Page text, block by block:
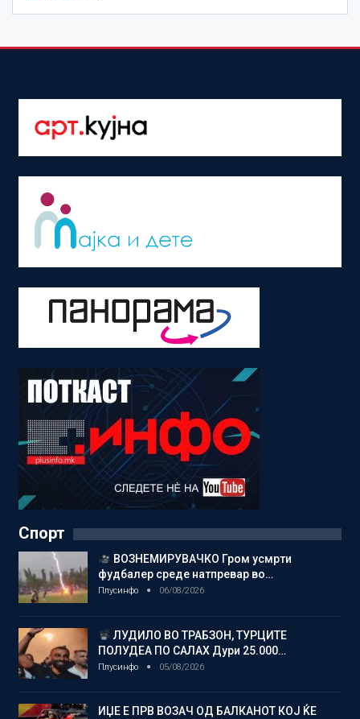
Спорт
ВОЗНЕМИРУВАЧКО Гром усмрти
фудбалер среде натпревар во…
Плусинфо 06/08/2026
ЛУДИЛО ВО ТРАБЗОН, ТУРЦИТЕ
ПОЛУДЕА ПО САЛАХ Дури 25.000…
Плусинфо 05/08/2026
ИЏЕ Е ПРВ ВОЗАЧ ОД БАЛКАНОТ КОЈ ЌЕ